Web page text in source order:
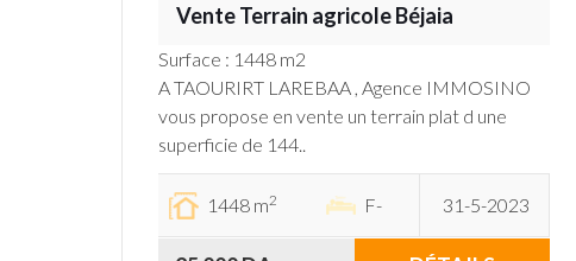
Vente Terrain agricole Béjaia
Surface : 1448 m2
A TAOURIRT LAREBAA , Agence IMMOSINO
vous propose en vente un terrain plat d une
superficie de 144..
1448 m2 F- 31-5-2023